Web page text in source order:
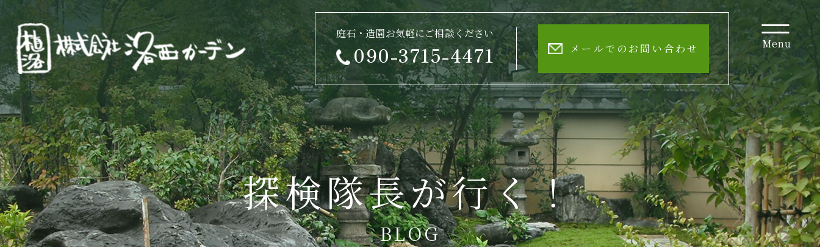
庭石・造園お気軽にご相談ください
090-3715-4471 メールでのお問い合わせ Menu
探検隊長が行く！
BLOG